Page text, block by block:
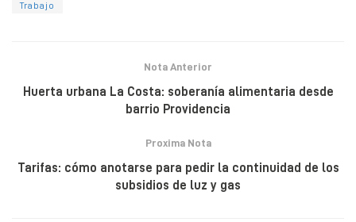
Trabajo
Nota Anterior
Huerta urbana La Costa: soberanía alimentaria desde
barrio Providencia
Proxima Nota
Tarifas: cómo anotarse para pedir la continuidad de los
subsidios de luz y gas